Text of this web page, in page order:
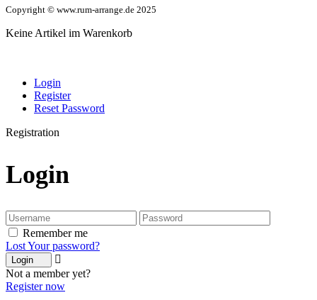
Copyright © www.rum-arrange.de 2025
Keine Artikel im Warenkorb
Login
Register
Reset Password
Registration
Login
Remember me
Lost Your password?
Login
Not a member yet?
Register now